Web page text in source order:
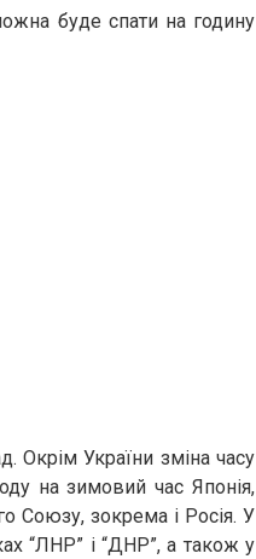
буде спати на годину
Окрім України зміна часу
на зимовий час Японія,
Союзу, зокрема і Росія. У
“ЛНР” і “ДНР”, а також у